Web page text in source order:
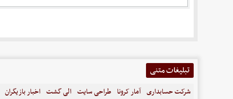
تبلیغات متنی
شرکت حسابداری آمار کرونا طراحی سایت الی گشت اخبار بازیگران